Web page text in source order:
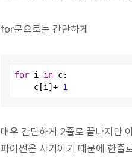
for문으로는 간단하게
for i in c:
    c[i]+=
1
매우 간단하게 2줄로 끝나지만
파이썬은 사기이기 때문에 한줄